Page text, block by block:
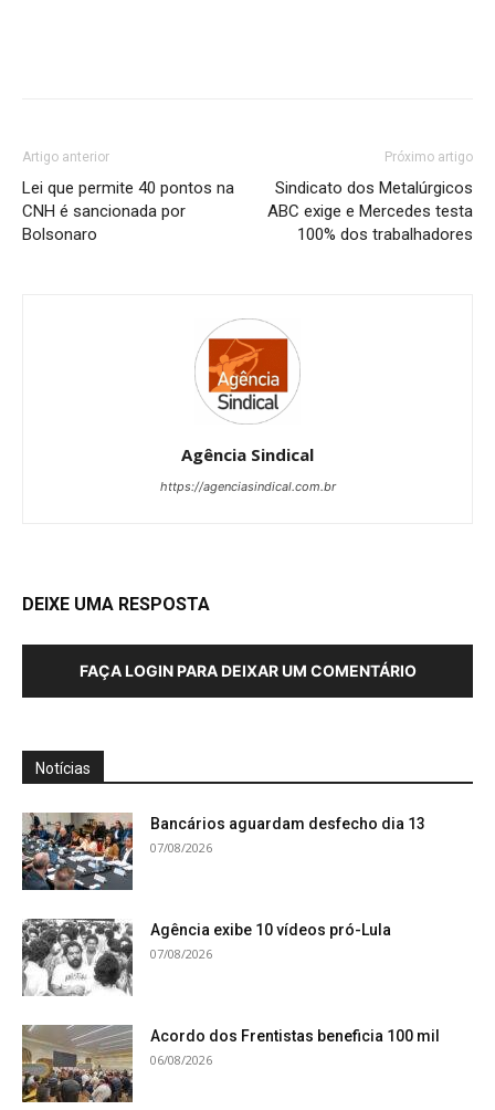
Artigo anterior
Lei que permite 40 pontos na
CNH é sancionada por
Bolsonaro
Próximo artigo
Sindicato dos Metalúrgicos
ABC exige e Mercedes testa
100% dos trabalhadores
Agência Sindical
https://agenciasindical.com.br
DEIXE UMA RESPOSTA
FAÇA LOGIN PARA DEIXAR UM COMENTÁRIO
Notícias
Bancários aguardam desfecho dia 13
07/08/2026
Agência exibe 10 vídeos pró-Lula
07/08/2026
Acordo dos Frentistas beneficia 100 mil
06/08/2026